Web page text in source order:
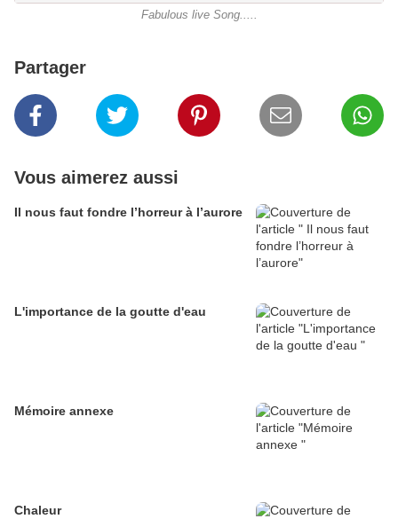
Fabulous live Song.....
Partager
Vous aimerez aussi
Il nous faut fondre l’horreur à l’aurore
L'importance de la goutte d'eau
Mémoire annexe
Chaleur